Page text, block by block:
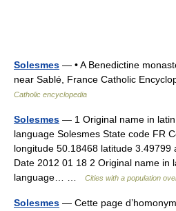
Solesmes — • A Benedictine
near Sablé, France Catholic
Catholic encyclopedia
Solesmes — 1 Original name in
language Solesmes State code FR
longitude 50.18468 latitude 3.49799
Date 2012 01 18 2 Original name in
language… …
Cities with a population
Solesmes — Cette page